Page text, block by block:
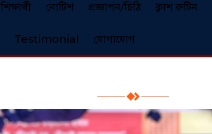
শিক্ষার্থী নোটিশ প্রজ্ঞাপন/চিঠি ক্লাশ রুটিন
Testimonial যোগাযোগ